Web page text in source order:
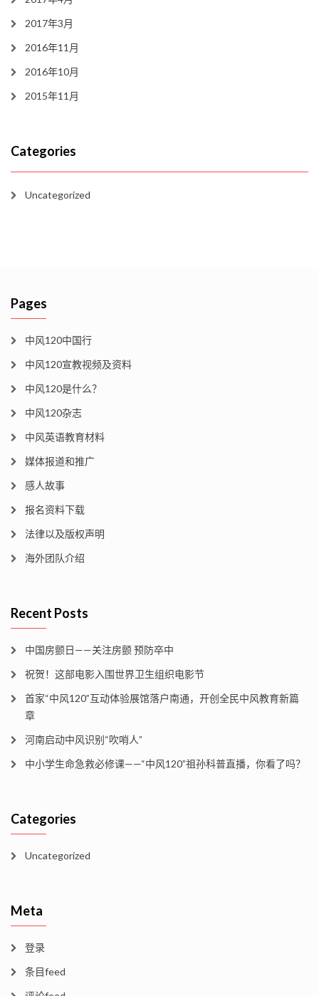
2017年3月
2016年11月
2016年10月
2015年11月
Categories
Uncategorized
Pages
中风120中国行
中风120宣教视频及资料
中风120是什么？
中风120杂志
中风英语教育材料
媒体报道和推广
感人故事
报名资料下载
法律以及版权声明
海外团队介绍
Recent Posts
中国房颤日——关注房颤 预防卒中
祝贺！这部电影入围世界卫生组织电影节
首家“中风120”互动体验展馆落户南通，开创全民中风教育新篇
章
河南启动中风识别“吹哨人”
中小学生命急救必修课——“中风120”祖孙科普直播，你看了吗？
Categories
Uncategorized
Meta
登录
条目feed